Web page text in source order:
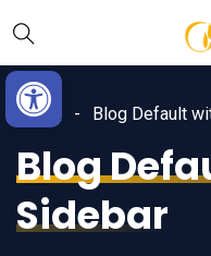
Eszköztár
Content
navigációhoz
Home
Blog Default
Blog
Sidebar